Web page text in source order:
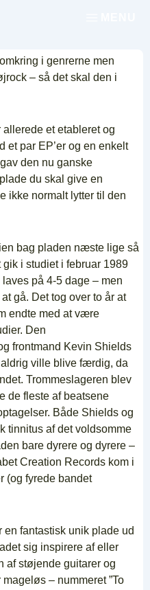
i genrerne men
– så det skal den i
et etableret og
et par EP’er og en enkelt
den nu ganske
du skal give en
ikke normalt lytter til den
bag pladen næste lige så
i studiet i februar 1989
på 4-5 dage – men
gå. Det tog over to år at
endte med at være
Den
frontmand Kevin Shields
ville blive færdig, da
Trommeslageren blev
de fleste af beatsene
Både Shields og
tinnitus af det voldsomme
bare dyrere og dyrere –
Creation Records kom i
(og fyrede bandet
en fantastisk unik plade ud
sig inspirere af eller
af støjende guitarer og
– nummeret ”To